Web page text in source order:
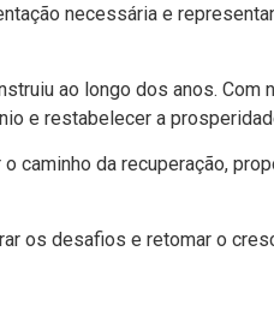
necessária e
ao longo dos anos.
e restabelecer a
caminho da recuperação,
os desafios e retomar o